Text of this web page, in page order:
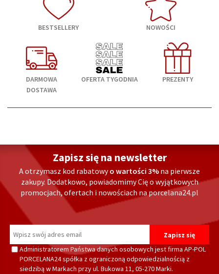
BESTSELLERY NOWOŚCI
DARMOWA
DOSTAWA
OFERTA TYGODNIA PREZENTY
Zapisz się na newsletter
A otrzymasz kod rabatowyo wartości 3% na pierwsze
zakupy. Dodatkowo, powiadomimy Cię o wyjątkowych
promocjach, ofertach i nowościach na porcelana24.pl
Administratorem Państwa danych osobowych jest firma AP-POL
PORCELANA24 spółka z ograniczoną odpowiedzialnością z
siedzibą w Markach przy ul. Bukowa 11, 05-270 Marki.